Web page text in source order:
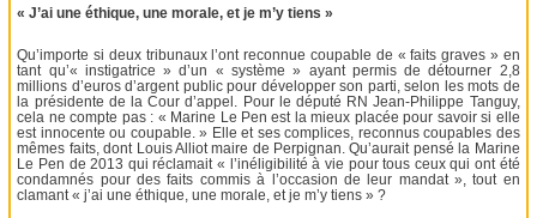
« J’ai une éthique, une morale, et je m’y tiens »
Qu’importe si deux tribunaux l’ont reconnue coupable de « faits graves » en
tant qu’« instigatrice » d’un « système » ayant permis de détourner 2,8
millions d’euros d’argent public pour développer son parti, selon les mots de
la présidente de la Cour d’appel. Pour le député RN Jean-Philippe Tanguy,
cela ne compte pas : « Marine Le Pen est la mieux placée pour savoir si elle
est innocente ou coupable. » Elle et ses complices, reconnus coupables des
mêmes faits, dont Louis Alliot maire de Perpignan. Qu’aurait pensé la Marine
Le Pen de 2013 qui réclamait « l’inéligibilité à vie pour tous ceux qui ont été
condamnés pour des faits commis à l’occasion de leur mandat », tout en
clamant « j’ai une éthique, une morale, et je m’y tiens » ?